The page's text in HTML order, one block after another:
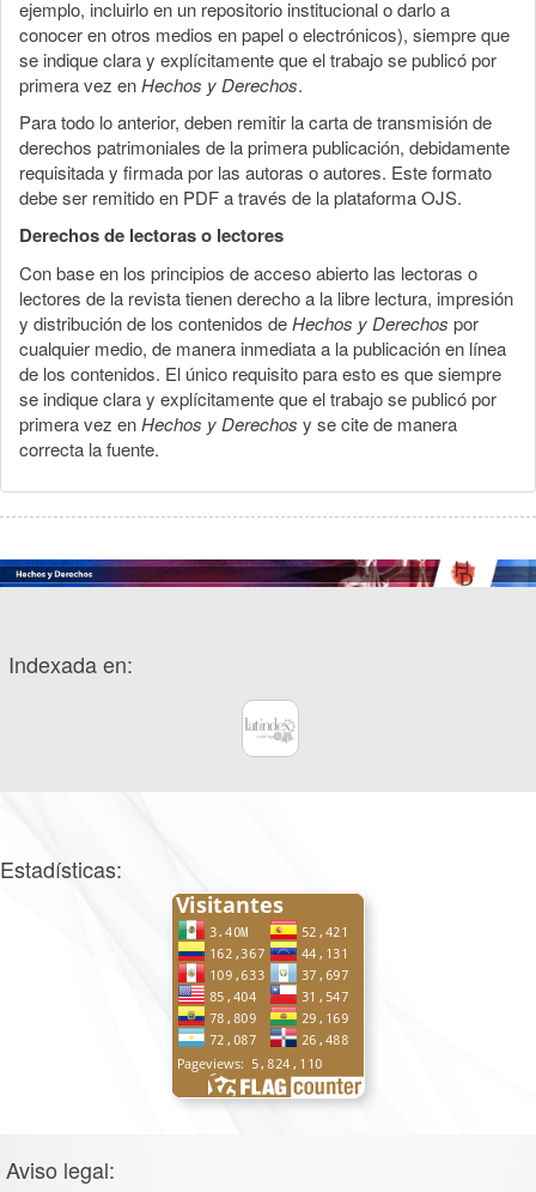
ejemplo, incluirlo en un repositorio institucional o darlo a
conocer en otros medios en papel o electrónicos), siempre que
se indique clara y explícitamente que el trabajo se publicó por
primera vez enHechos y Derechos.
Para todo lo anterior, deben remitir la carta de transmisión de
derechos patrimoniales de la primera publicación, debidamente
requisitada y firmada por las autoras o autores. Este formato
debe ser remitido en PDF a través de la plataforma OJS.
Derechos de lectoras o lectores
Con base en los principios de acceso abierto las lectoras o
lectores de la revista tienen derecho a la libre lectura, impresión
y distribución de los contenidos deHechos y Derechos por
cualquier medio, de manera inmediata a la publicación en línea
de los contenidos. El único requisito para esto es que siempre
se indique clara y explícitamente que el trabajo se publicó por
primera vez enHechos y Derechos y se cite de manera
correcta la fuente.
Indexada en:
Estadísticas:
Aviso legal: